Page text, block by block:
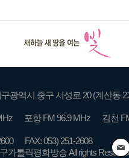
광역시 중구 서성로 20 (계산동 2
포항 FM 96.9 MHz
김천
FAX: 053) 251-2608
가톨릭평화방송 All rights